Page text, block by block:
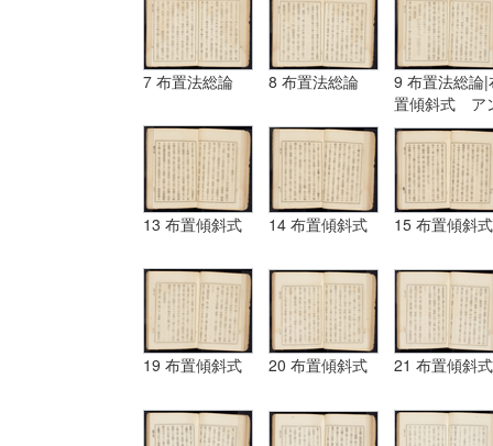
7 布置法総論 8 布置法総論
9 布置法総論|
置傾斜式 ア
ギュラール、
ムポシシヨン
13 布置傾斜式 14 布置傾斜式 15 布置傾斜式
19 布置傾斜式 20 布置傾斜式 21 布置傾斜式